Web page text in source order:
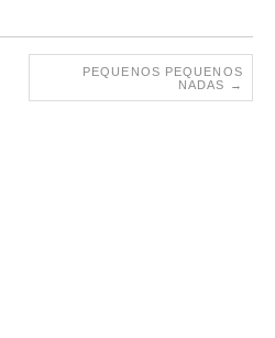
PEQUENOS PEQUENOS
NADAS
→